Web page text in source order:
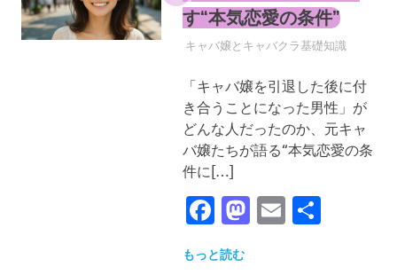
す“本気恋愛の条件”
2025年4月22日
YYYPRO
キャバ嬢とキャバクラ基礎知識
「キャバ嬢を引退した後に付
き合うことになった男性」が
どんな人だったのか、元キャ
バ嬢たちが語る“本気恋愛の条
件に[…]
Facebook
Mastodon
Email
共
もっと読む